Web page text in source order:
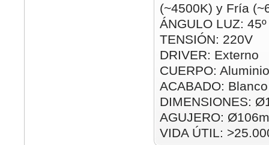
(~4500K) y Fría
ÁNGULO LUZ: 45º
TENSIÓN: 220V
DRIVER: Externo
CUERPO: Aluminio
ACABADO: Blanco
DIMENSIONES:
AGUJERO:
VIDA ÚTIL: